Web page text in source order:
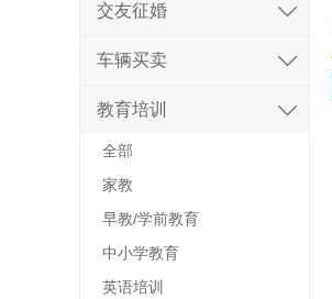
交友征婚
车辆买卖
教育培训
全部
家教
早教/学前教育
中小学教育
英语培训